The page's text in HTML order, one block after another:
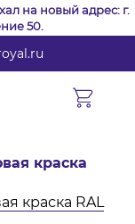
на новый адрес: г.
50.
краска
краска RAL